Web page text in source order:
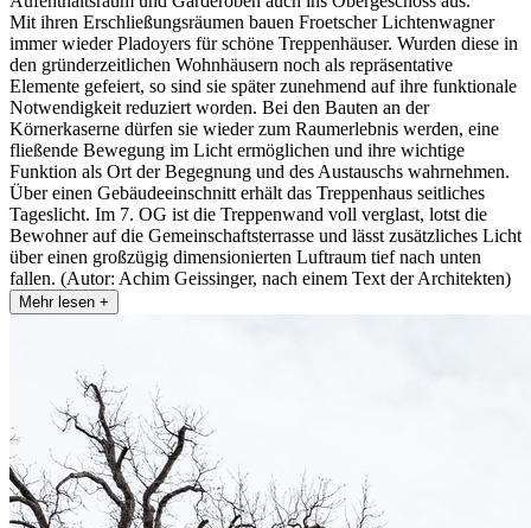
Mit ihren Erschließungsräumen bauen Froetscher Lichtenwagner
immer wieder Pladoyers für schöne Treppenhäuser. Wurden diese in
den gründerzeitlichen Wohnhäusern noch als repräsentative
Elemente gefeiert, so sind sie später zunehmend auf ihre funktionale
Notwendigkeit reduziert worden. Bei den Bauten an der
Körnerkaserne dürfen sie wieder zum Raumerlebnis werden, eine
fließende Bewegung im Licht ermöglichen und ihre wichtige
Funktion als Ort der Begegnung und des Austauschs wahrnehmen.
Über einen Gebäudeeinschnitt erhält das Treppenhaus seitliches
Tageslicht. Im 7. OG ist die Treppenwand voll verglast, lotst die
Bewohner auf die Gemeinschaftsterrasse und lässt zusätzliches Licht
über einen großzügig dimensionierten Luftraum tief nach unten
fallen. (Autor: Achim Geissinger, nach einem Text der Architekten)
Mehr lesen +